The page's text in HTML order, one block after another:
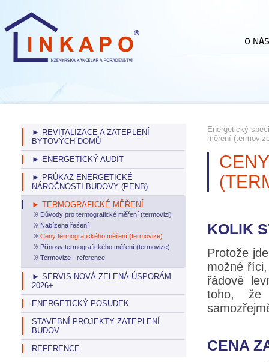
► REVITALIZACE A ZATEPLENÍ
BYTOVÝCH DOMŮ
► ENERGETICKÝ AUDIT
► PRŮKAZ ENERGETICKÉ
NÁROČNOSTI BUDOVY (PENB)
► TERMOGRAFICKÉ MĚŘENÍ
Důvody pro termografické měření (termovizi)
Nabízená řešení
Ceny termografického měření (termovize)
Přínosy termografického měření (termovize)
Termovize - reference
► SERVIS NOVÁ ZELENÁ ÚSPORÁM
2026+
ENERGETICKÝ POSUDEK
STAVEBNÍ PROJEKTY ZATEPLENÍ
BUDOV
REFERENCE
Energetický
měření
KOLIK
Protože
možné
řádově
toho,
CENA